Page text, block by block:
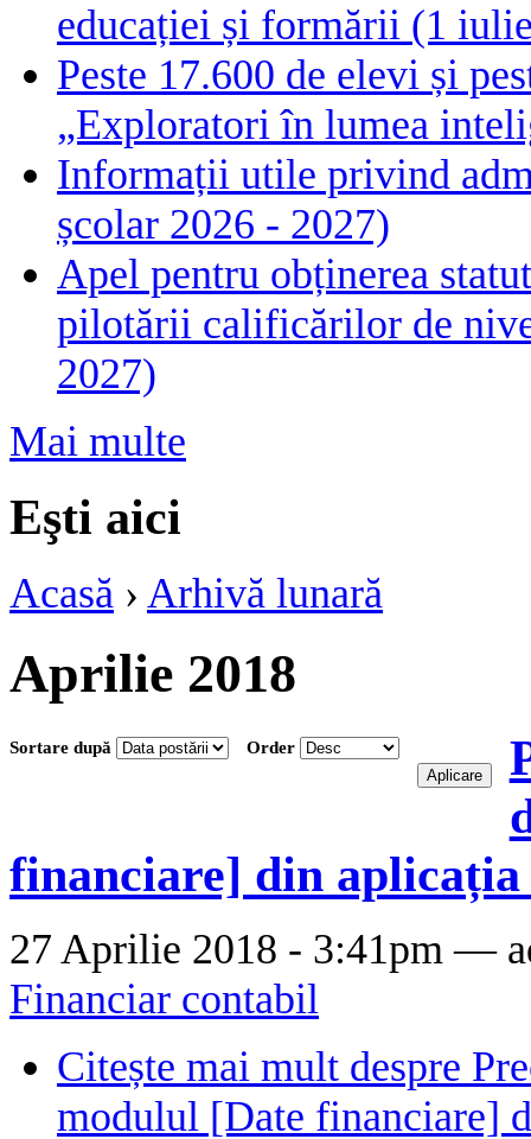
educației și formării (1
Peste 17.600 de elevi și
„Exploratori în lumea
Informații utile privind
școlar 2026 - 2027)
Apel pentru obținerea
pilotării calificărilor de
2027)
Mai multe
Eşti aici
Acasă › Arhivă lunară
Aprilie 2018
Sortare după Order
financiare] din
27 Aprilie 2018 - 3:41pm —
Financiar contabil
Citește mai mult despre
modulul [Date financiare]